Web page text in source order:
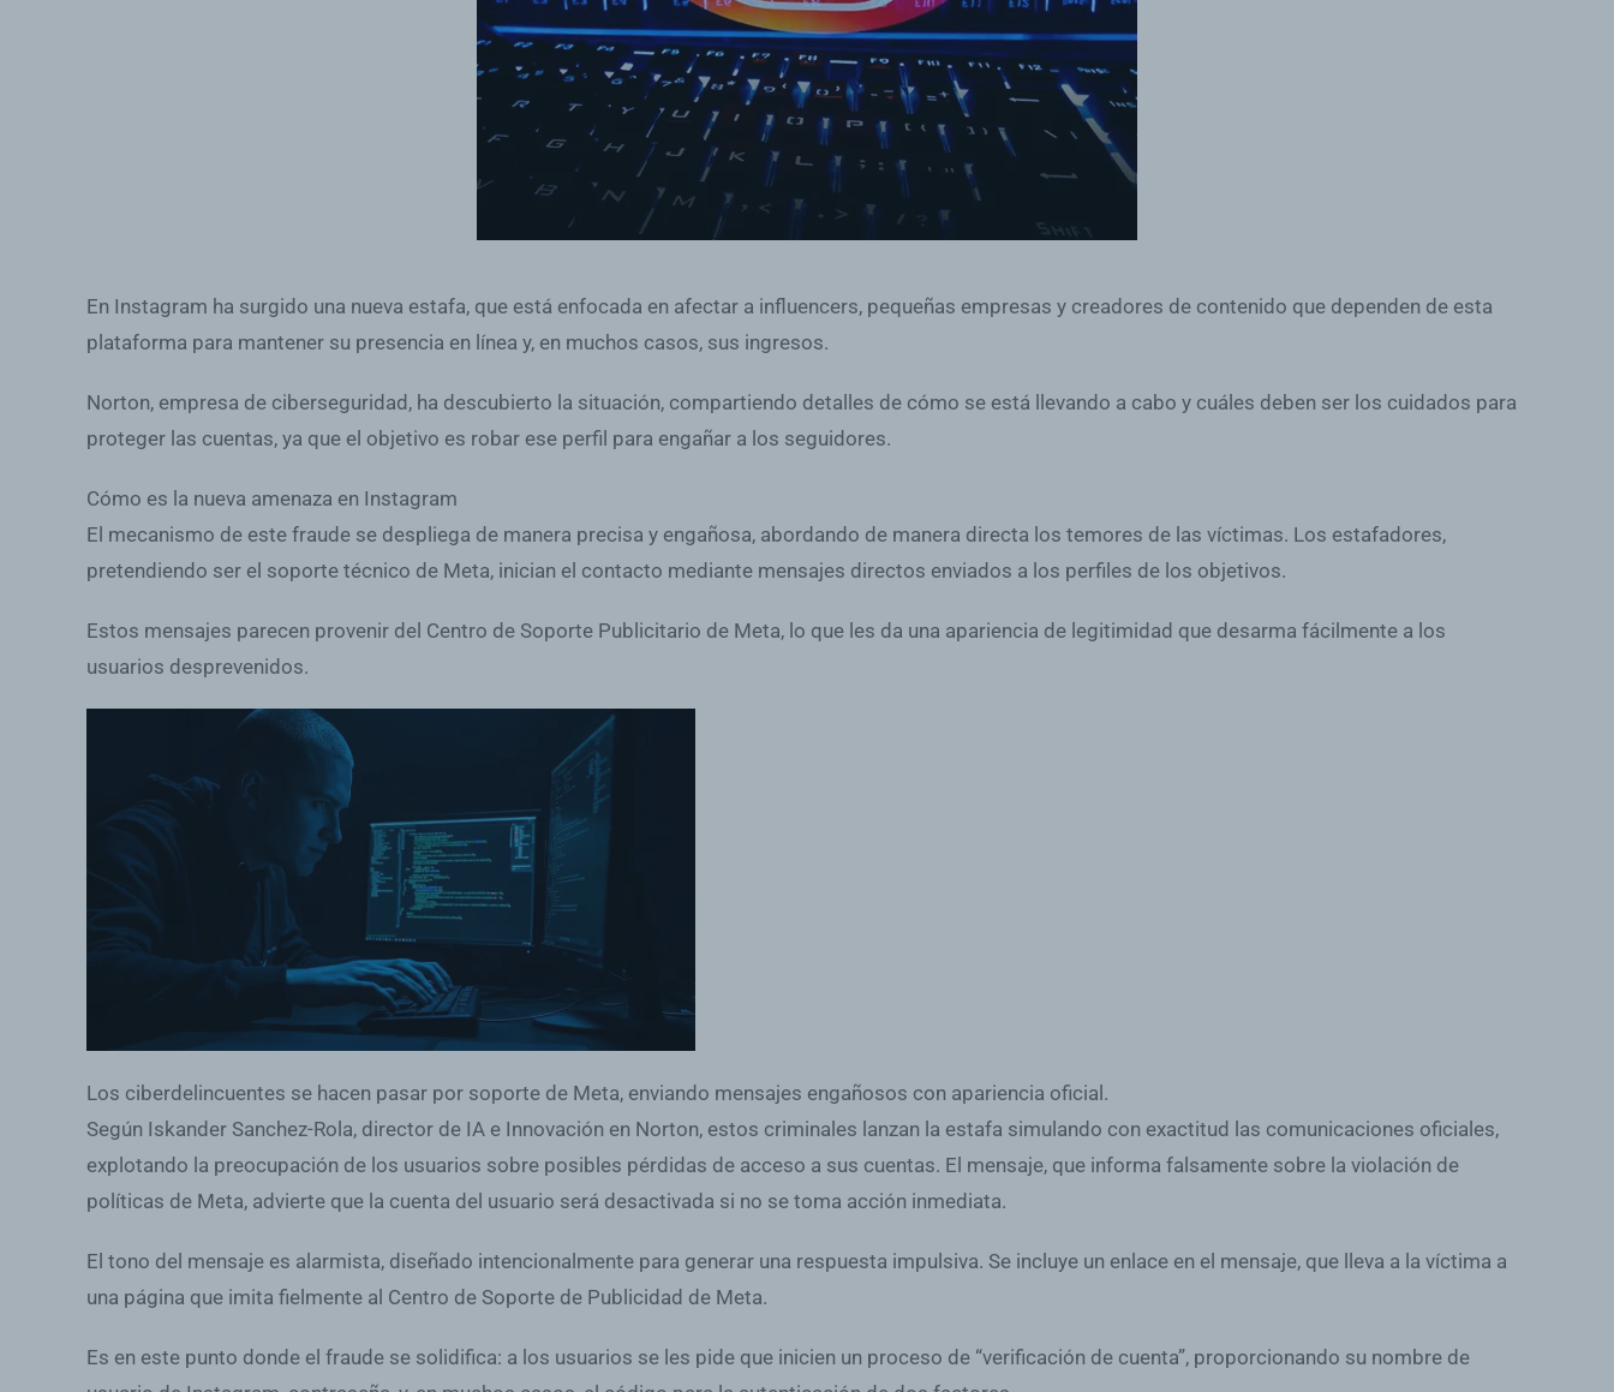
En Instagram ha surgido una nueva estafa, que está enfocada en afectar a influencers, pequeñas empresas y creadores de contenido que dependen de esta
plataforma para mantener su presencia en línea y, en muchos casos, sus ingresos.
Norton, empresa de ciberseguridad, ha descubierto la situación, compartiendo detalles de cómo se está llevando a cabo y cuáles deben ser los cuidados para
proteger las cuentas, ya que el objetivo es robar ese perfil para engañar a los seguidores.
Cómo es la nueva amenaza en Instagram
El mecanismo de este fraude se despliega de manera precisa y engañosa, abordando de manera directa los temores de las víctimas. Los estafadores,
pretendiendo ser el soporte técnico de Meta, inician el contacto mediante mensajes directos enviados a los perfiles de los objetivos.
Estos mensajes parecen provenir del Centro de Soporte Publicitario de Meta, lo que les da una apariencia de legitimidad que desarma fácilmente a los
usuarios desprevenidos.
Los ciberdelincuentes se hacen pasar por soporte de Meta, enviando mensajes engañosos con apariencia oficial.
Según Iskander Sanchez-Rola, director de IA e Innovación en Norton, estos criminales lanzan la estafa simulando con exactitud las comunicaciones oficiales,
explotando la preocupación de los usuarios sobre posibles pérdidas de acceso a sus cuentas. El mensaje, que informa falsamente sobre la violación de
políticas de Meta, advierte que la cuenta del usuario será desactivada si no se toma acción inmediata.
El tono del mensaje es alarmista, diseñado intencionalmente para generar una respuesta impulsiva. Se incluye un enlace en el mensaje, que lleva a la víctima a
una página que imita fielmente al Centro de Soporte de Publicidad de Meta.
Es en este punto donde el fraude se solidifica: a los usuarios se les pide que inicien un proceso de “verificación de cuenta”, proporcionando su nombre de